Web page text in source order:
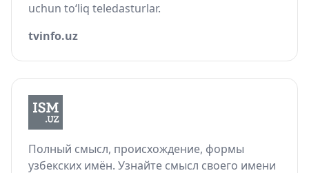
uchun to‘liq teledasturlar.
tvinfo.uz
Полный смысл, происхождение, формы
узбекских имён. Узнайте смысл своего имени